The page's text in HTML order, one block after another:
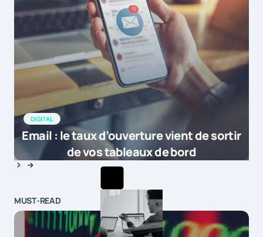
DIGITAL
Email : le taux d’ouverture vient de sortir
de vos tableaux de bord
MUST-READ